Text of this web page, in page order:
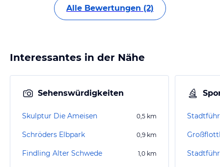
Alle Bewertungen (2)
Interessantes in der Nähe
Sehenswürdigkeiten
Skulptur Die Ameisen 0,5 km
Schröders Elbpark 0,9 km
Findling Alter Schwede 1,0 km